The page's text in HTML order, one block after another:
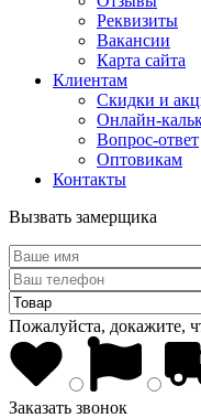
Реквизиты
Вакансии
Карта сайта
Клиентам
Скидки и
Онлайн-
Вопрос-ответ
Оптовикам
Контакты
Вызвать замерщика
Пожалуйста, докажите,
Заказать звонок